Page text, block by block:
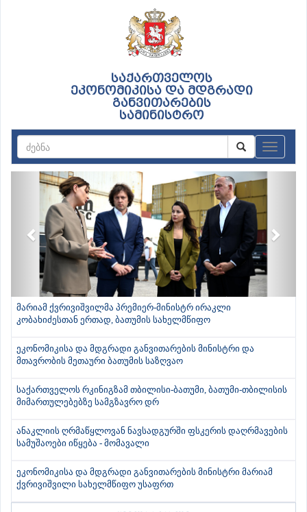
საქართველოს
ეკონომიკისა და მდგრადი
განვითარების
სამინისტრო
Previous
მარიამ ქვრივიშვილმა პრემიერ-მინისტრ ირაკლი
კობახიძესთან ერთად, ბათუმის სახელმწიფო
ეკონომიკისა და მდგრადი განვითარების მინისტრი და
მთავრობის მეთაური ბათუმის საზღვაო
საქართველოს რკინიგზამ თბილისი-ბათუმი, ბათუმი-თბილისის
მიმართულებებზე სამგზავრო დრ
ანაკლიის ღრმაწყლოვან ნავსადგურში ფსკერის დაღრმავების
სამუშაოები იწყება - მომავალი
ეკონომიკისა და მდგრადი განვითარების მინისტრი მარიამ
ქვრივიშვილი სახელმწიფო უსაფრთ